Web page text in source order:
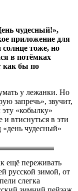
чудесный!»,
приложение для
солнце тоже, но
в потёмках
как бы по
у лежанки. Но
запречь», звучит,
эту «кобылку»
и втиснуться в эти
«день чудесный»
ещё переживать
русской зимой, от
слегка